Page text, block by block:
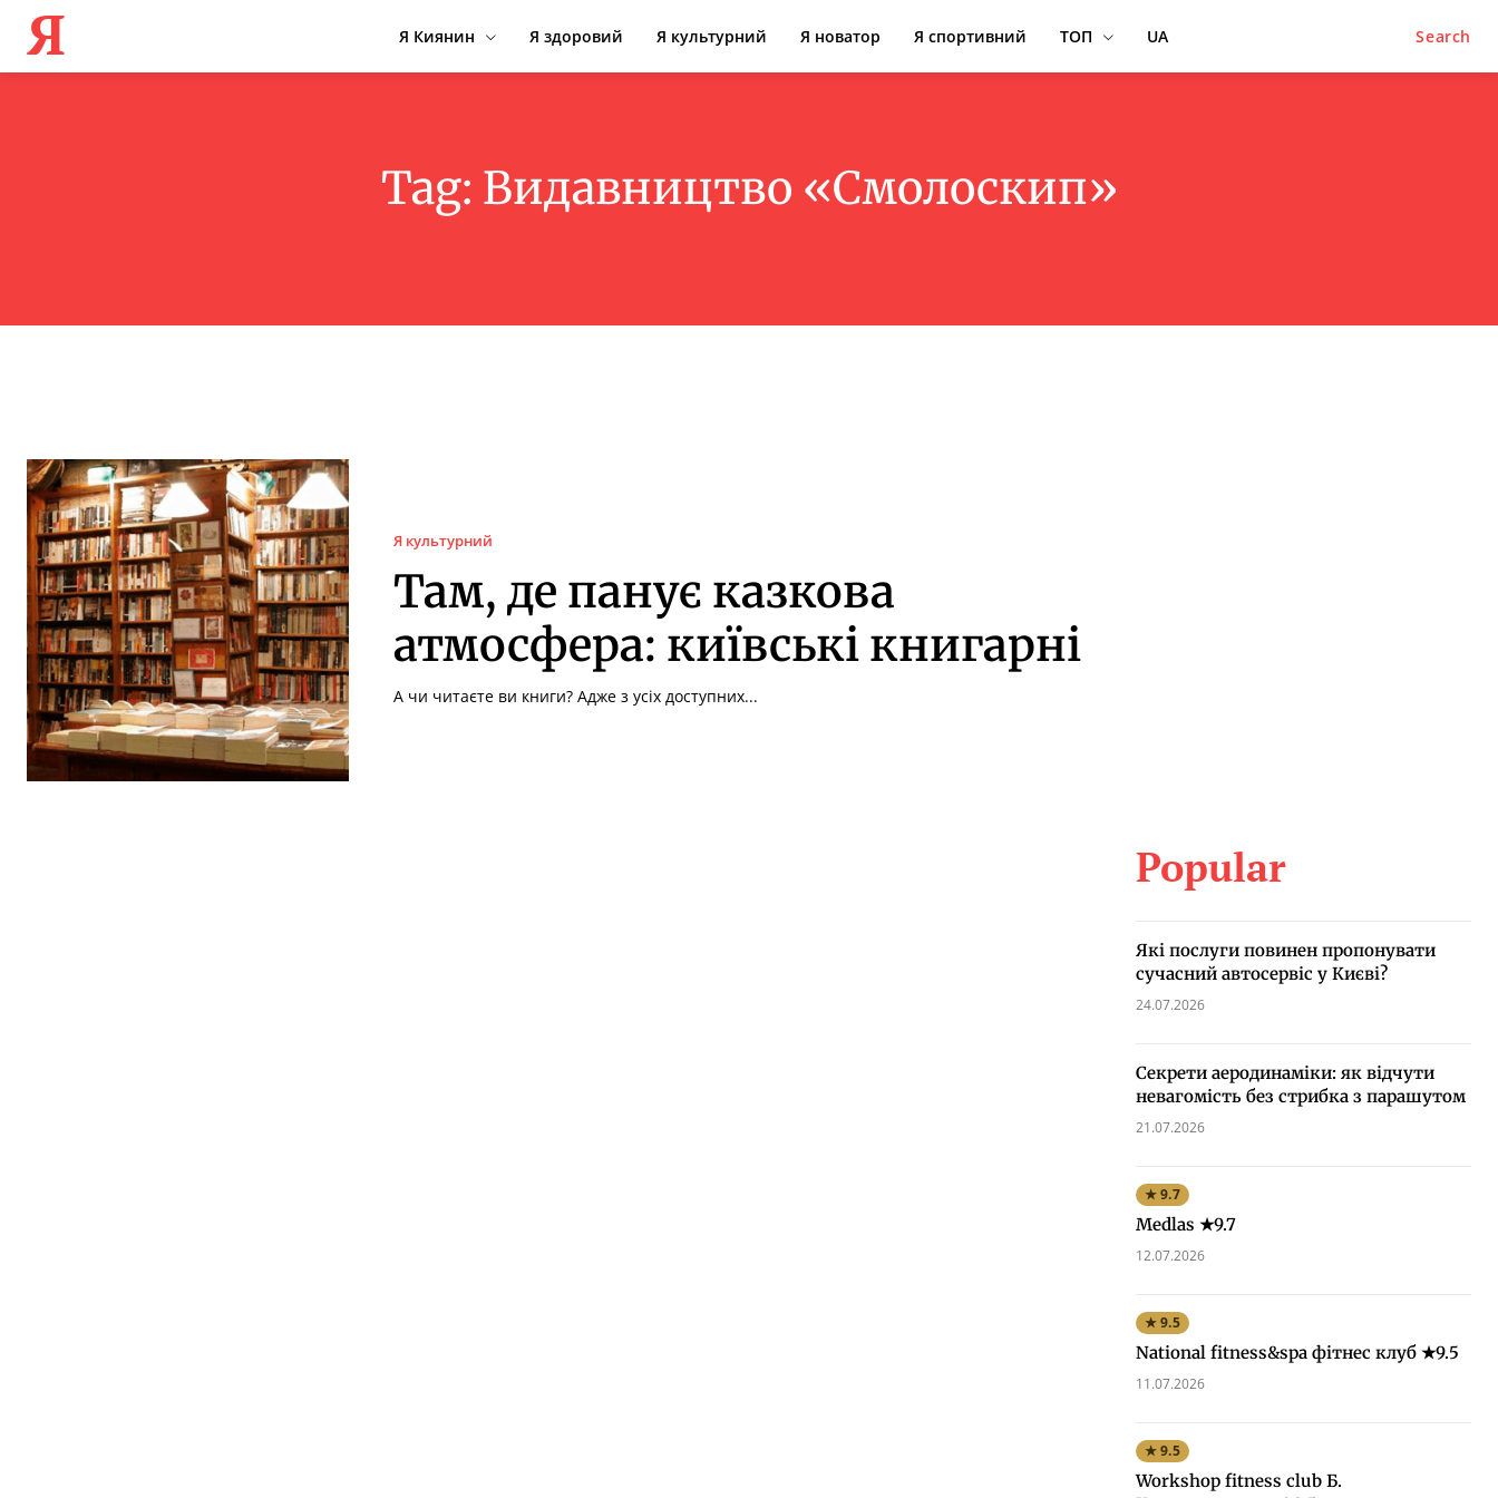
Я Я Киянин Я здоровий Я культурний Я новатор Я спортивний ТОП UA Search
Tag: Видавництво «Смолоскип»
Я культурний
Там, де панує казкова
атмосфера: київські книгарні
А чи читаєте ви книги? Адже з усіх доступних...
Popular
Які послуги повинен пропонувати
сучасний автосервіс у Києві?
24.07.2026
Секрети аеродинаміки: як відчути
невагомість без стрибка з парашутом
21.07.2026
★ 9.7
Medlas ★9.7
12.07.2026
★ 9.5
National fitness&spa фітнес клуб ★9.5
11.07.2026
★ 9.5
Workshop fitness club Б.